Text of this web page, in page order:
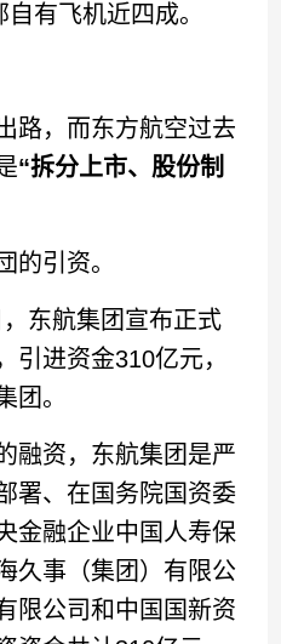
自有飞机近四成。
，而东方航空过去
“拆分上市、股份制
引资。
东航集团宣布正式
引进资金310亿元，
团。
资，东航集团是严
署、在国务院国资委
金融企业中国人寿保
久事（集团）有限公
限公司和中国国新资